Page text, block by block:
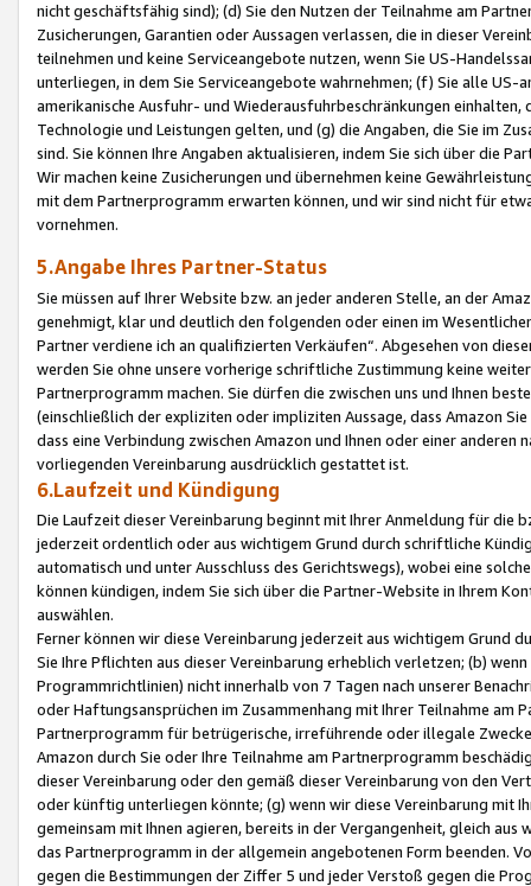
nicht geschäftsfähig sind); (d) Sie den Nutzen der Teilnahme am
Zusicherungen, Garantien oder Aussagen verlassen, die in dieser
teilnehmen und keine Serviceangebote nutzen, wenn Sie US-
unterliegen, in dem Sie Serviceangebote wahrnehmen; (f) Sie alle
amerikanische Ausfuhr- und Wiederausfuhrbeschränkungen
Technologie und Leistungen gelten, und (g) die Angaben, die Sie im
sind. Sie können Ihre Angaben aktualisieren, indem Sie sich über die
Wir machen keine Zusicherungen und übernehmen keine
mit dem Partnerprogramm erwarten können, und wir sind nicht für
vornehmen.
5.Angabe Ihres Partner-Status
Sie müssen auf Ihrer Website bzw. an jeder anderen Stelle, an der
genehmigt, klar und deutlich den folgenden oder einen im
Partner verdiene ich an qualifizierten Verkäufen“. Abgesehen von
werden Sie ohne unsere vorherige schriftliche Zustimmung keine
Partnerprogramm machen. Sie dürfen die zwischen uns und Ihnen
(einschließlich der expliziten oder impliziten Aussage, dass Amazon
dass eine Verbindung zwischen Amazon und Ihnen oder einer
vorliegenden Vereinbarung ausdrücklich gestattet ist.
6.Laufzeit und Kündigung
Die Laufzeit dieser Vereinbarung beginnt mit Ihrer Anmeldung für die
jederzeit ordentlich oder aus wichtigem Grund durch schriftliche
automatisch und unter Ausschluss des Gerichtswegs), wobei eine
können kündigen, indem Sie sich über die Partner-Website in Ihrem
auswählen.
Ferner können wir diese Vereinbarung jederzeit aus wichtigem Grund
Sie Ihre Pflichten aus dieser Vereinbarung erheblich verletzen; (b)
Programmrichtlinien) nicht innerhalb von 7 Tagen nach unserer
oder Haftungsansprüchen im Zusammenhang mit Ihrer Teilnahme am
Partnerprogramm für betrügerische, irreführende oder illegale
Amazon durch Sie oder Ihre Teilnahme am Partnerprogramm
dieser Vereinbarung oder den gemäß dieser Vereinbarung von den
oder künftig unterliegen könnte; (g) wenn wir diese Vereinbarung mit
gemeinsam mit Ihnen agieren, bereits in der Vergangenheit, gleich
das Partnerprogramm in der allgemein angebotenen Form beenden.
gegen die Bestimmungen der Ziffer 5 und jeder Verstoß gegen die